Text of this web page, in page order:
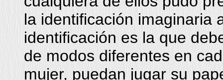
la identificación imaginaria
identificación es la que
de modos diferentes en
mujer, puedan jugar su